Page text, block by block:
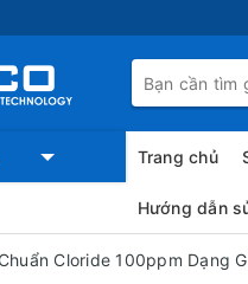
Trang chủ
Hướng dẫn
Cloride 100ppm Dạng